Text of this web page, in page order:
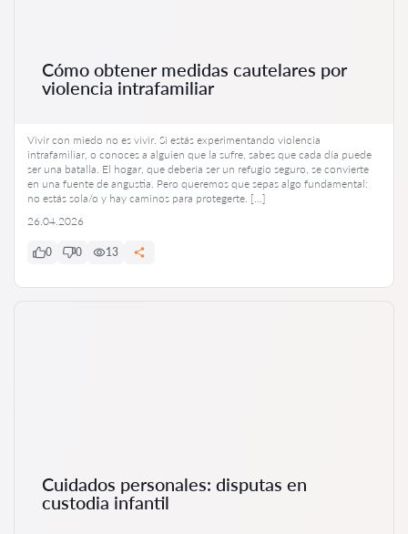
Cómo obtener medidas cautelares por
violencia intrafamiliar
Vivir con miedo no es vivir. Si estás experimentando violencia
intrafamiliar, o conoces a alguien que la sufre, sabes que cada día puede
ser una batalla. El hogar, que debería ser un refugio seguro, se convierte
en una fuente de angustia. Pero queremos que sepas algo fundamental:
no estás sola/o y hay caminos para protegerte. […]
26.04.2026
0 0 13
Cuidados personales: disputas en
custodia infantil